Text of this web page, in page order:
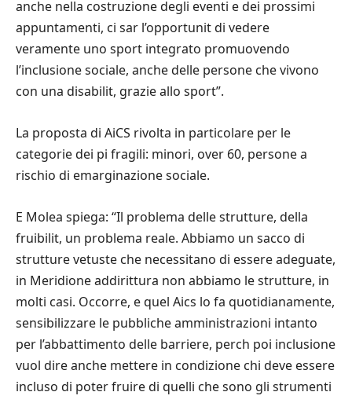
anche nella costruzione degli eventi e dei prossimi
appuntamenti, ci sar l’opportunit di vedere
veramente uno sport integrato promuovendo
l’inclusione sociale, anche delle persone che vivono
con una disabilit, grazie allo sport”.
La proposta di AiCS rivolta in particolare per le
categorie dei pi fragili: minori, over 60, persone a
rischio di emarginazione sociale.
E Molea spiega: “Il problema delle strutture, della
fruibilit, un problema reale. Abbiamo un sacco di
strutture vetuste che necessitano di essere adeguate,
in Meridione addirittura non abbiamo le strutture, in
molti casi. Occorre, e quel Aics lo fa quotidianamente,
sensibilizzare le pubbliche amministrazioni intanto
per l’abbattimento delle barriere, perch poi inclusione
vuol dire anche mettere in condizione chi deve essere
incluso di poter fruire di quelli che sono gli strumenti